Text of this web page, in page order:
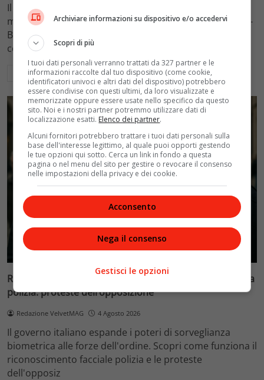
Il Tribunale di Roma ha fissato l'assegno di
mantenimento figli a 10.900 euro mensili nel caso Totti-
Blasi, respingendo la richiesta di 20mila euro della
conduttrice.
Leggi di più
Politica
Riconoscimento facciale, il governo accelera i poteri alla
polizia: proteste dell’opposizione
Redazione VelvetMAG 4 Agosto 2026
Il governo italiano espande i poteri di sorveglianza
biometrica alle forze dell'ordine. Scopri come funziona il
riconoscimento facciale polizia e le proteste
dell'opposiz
Archiviare informazioni su dispositivo e/o accedervi
Scopri di più
I tuoi dati personali verranno trattati da 327 partner e le
informazioni raccolte dal tuo dispositivo (come cookie,
identificatori univoci e altri dati del dispositivo) potrebbero
essere condivise con questi ultimi, da loro visualizzate e
memorizzate oppure essere usate nello specifico da questo
sito. Noi e i nostri partner potremmo utilizzare dati di
localizzazione esatti. Elenco dei partner.
Alcuni fornitori potrebbero trattare i tuoi dati personali sulla
base dell'interesse legittimo, al quale puoi opporti gestendo
le tue opzioni qui sotto. Cerca un link in fondo a questa
pagina o nel menu del sito per gestire o revocare il consenso
nelle impostazioni della privacy e dei cookie.
Acconsento
Nega il consenso
Gestisci le opzioni